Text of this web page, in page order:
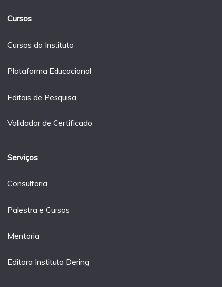
Cursos
Cursos do Instituto
Plataforma Educacional
Editais de Pesquisa
Validador de Certificado
Serviços
Consultoria
Palestra e Cursos
Mentoria
Editora Instituto Dering